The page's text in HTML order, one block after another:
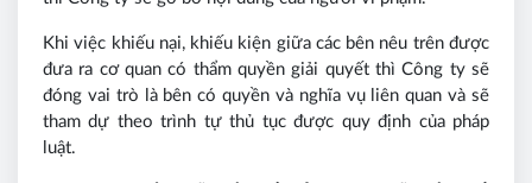
Khi việc khiếu nại, khiếu kiện giữa các bên nêu trên được
đưa ra cơ quan có thẩm quyền giải quyết thì Công ty sẽ
đóng vai trò là bên có quyền và nghĩa vụ liên quan và sẽ
tham dự theo trình tự thủ tục được quy định của pháp
luật.